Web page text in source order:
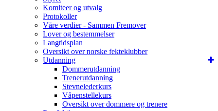
Komiteer og utvalg
Protokoller
Våre verdier - Sammen Fremover
Lover og bestemmelser
Langtidsplan
Oversikt over norske fekteklubber
Utdanning
Dommerutdanning
Trenerutdanning
Stevnelederkurs
Våpenstellekurs
Oversikt over dommere og trenere